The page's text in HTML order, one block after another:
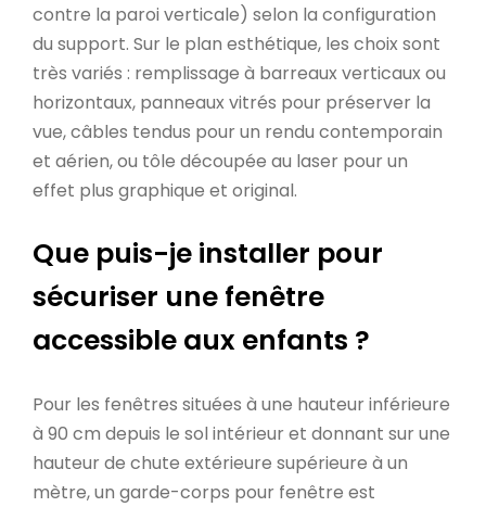
contre la paroi verticale) selon la configuration
du support. Sur le plan esthétique, les choix sont
très variés : remplissage à barreaux verticaux ou
horizontaux, panneaux vitrés pour préserver la
vue, câbles tendus pour un rendu contemporain
et aérien, ou tôle découpée au laser pour un
effet plus graphique et original.
Que puis-je installer pour
sécuriser une fenêtre
accessible aux enfants ?
Pour les fenêtres situées à une hauteur inférieure
à 90 cm depuis le sol intérieur et donnant sur une
hauteur de chute extérieure supérieure à un
mètre, un garde-corps pour fenêtre est